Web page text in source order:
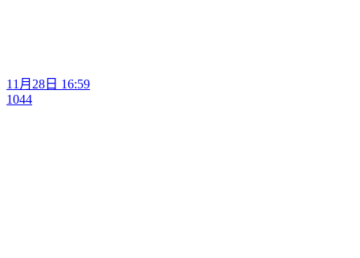
11月28日 16:59
1044